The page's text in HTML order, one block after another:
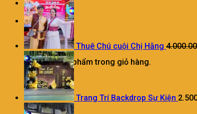
0
Giỏ hàng
Chưa có sản phẩm trong giỏ hàng.
Thuê Chú cuội Chị Hằng
Trang Trí Backdrop Sự Kiện